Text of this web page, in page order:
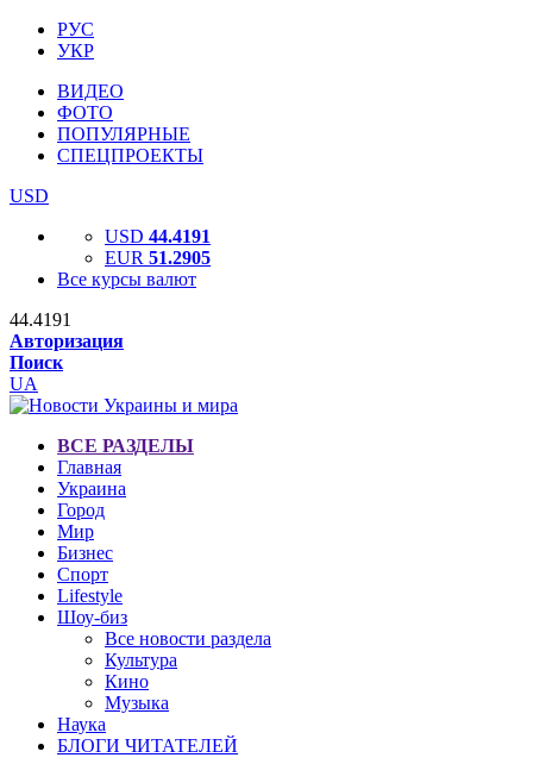
РУС
УКР
ВИДЕО
ФОТО
ПОПУЛЯРНЫЕ
СПЕЦПРОЕКТЫ
USD
USD 44.4191
EUR 51.2905
Все курсы валют
44.4191
Авторизация
Поиск
UA
ВСЕ РАЗДЕЛЫ
Главная
Украина
Город
Мир
Бизнес
Спорт
Lifestyle
Шоу-биз
Все новости раздела
Культура
Кино
Музыка
Наука
БЛОГИ ЧИТАТЕЛЕЙ